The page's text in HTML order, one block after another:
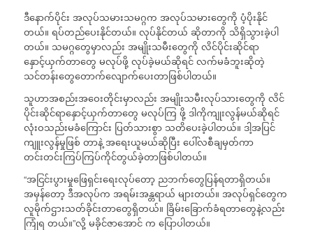
ဒီနောက်ပိုင်း အလုပ်သမားသမဂ္ဂက အလုပ်သမားတွေကို ပံ့ပိုးနိုင်
တယ်။ ရပ်တည်ပေးနိုင်တယ်။ လုပ်နိုင်တယ် ဆိုတာကို သိရှိသွားခဲ့ပါ
တယ်။ သမဂ္ဂတွေမှာလည်း အမျိုးသမီးတွေကို လိင်ပိုင်းဆိုင်ရာ
နှောင့်ယှက်တာတွေ မလုပ်ဖို့ လုပ်ခဲ့မယ်ဆိုရင် လက်မခံဘူးဆိုတဲ့
သင်တန်းတွေတောက်လျောက်ပေးတာဖြစ်ပါတယ်။
သူဟာအစည်းအဝေးတိုင်းမှာလည်း အမျိုးသမီးလုပ်သားတွေကို လိင်
ပိုင်းဆိုင်ရာနှောင့်ယှက်တာတွေ မလုပ်ကြ ဖို့ ဒါကိုကျုးလွန်မယ်ဆိုရင်
လုံးဝသည်းမခံကြောင်း ပြတ်သားစွာ သတိပေးခဲ့ပါတယ်။ ဒါ့အပြင်
ကျူးလွန်မှုဖြစ် တာနဲ့ အရေးယူမယ်ဆိုပြီး ပေါ်လစီချမှတ်ကာ
တင်းတင်းကြပ်ကြပ်ကိုင်တွယ်ခဲ့တာဖြစ်ပါတယ်။
“အငြင်းပွားမှုဖြေရှင်းရေးလုပ်တော့ ညဘက်တွေပြန်ရတာရှိတယ်။
အမှန်တော့ ဒီအလုပ်က အရမ်းအန္တရာယ် များတယ်။ အလုပ်ရှင်တွေက
လူမိုက်ဌားသတ်ခိုင်းတာတွေရှိတယ်။ ခြိမ်းခြောက်ခံရတာတွေနဲ့လည်း
ကြုံရ တယ်။”လို့ မခိုင်ဇာအောင် က ပြောပါတယ်။